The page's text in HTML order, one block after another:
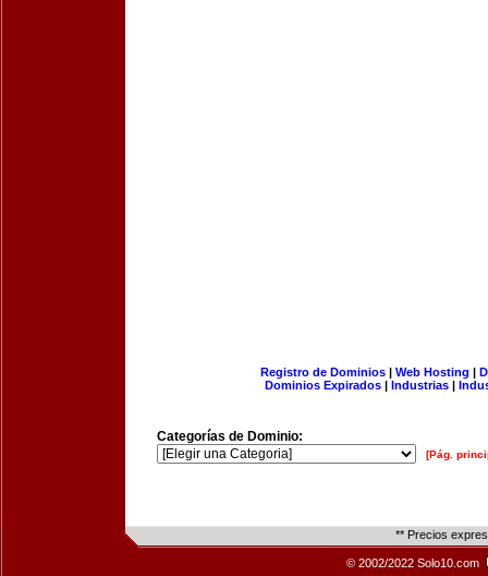
Registro de Dominios| Web Hosting |
Dominios Expirados | Industrias |
Categorías de Dominio:
[Pág.
** Precios
© 2002/2022 Solo10.com